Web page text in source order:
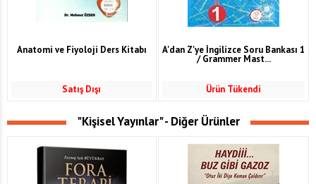
Anatomi ve Fiyoloji Ders Kitabı
Satış Dışı
A'dan Z'ye İngilizce Soru Bankası 1
/ Grammer Mast...
Ürün Tükendi
"Kişisel Yayınlar" - Diğer Ürünler